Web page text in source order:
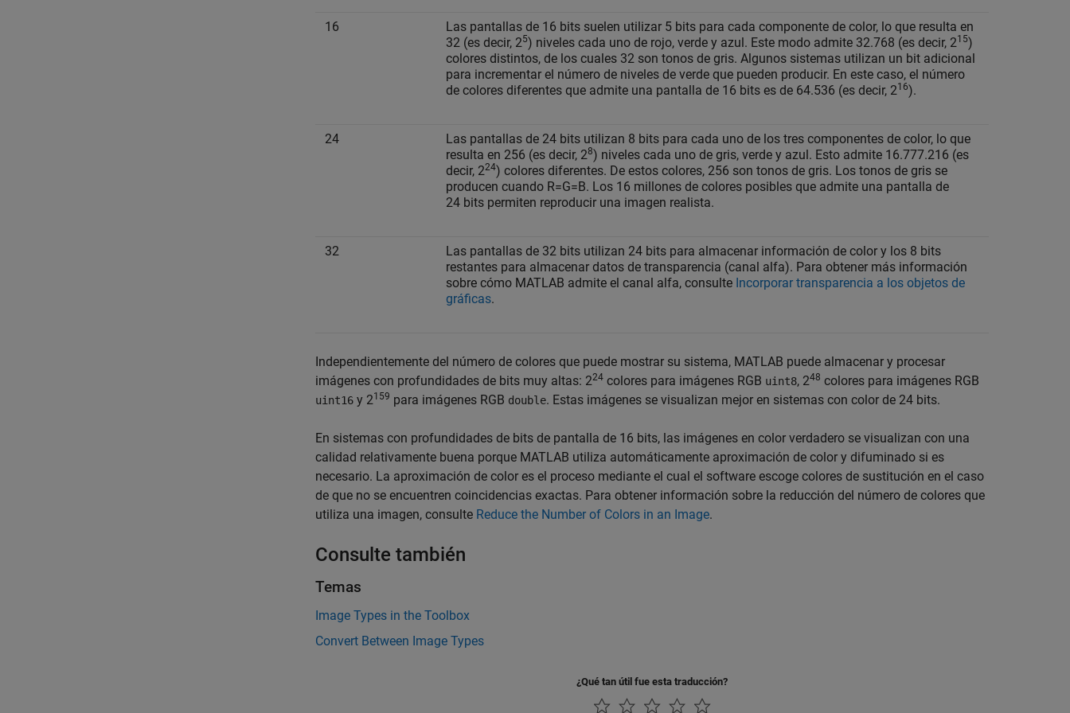
16
Las pantallas de 16 bits suelen utilizar 5 bits para cada componente de color, lo que resulta en
32 (es decir, 25) niveles cada uno de rojo, verde y azul. Este modo admite 32.768 (es decir, 215)
colores distintos, de los cuales 32 son tonos de gris. Algunos sistemas utilizan un bit adicional
para incrementar el número de niveles de verde que pueden producir. En este caso, el número
de colores diferentes que admite una pantalla de 16 bits es de 64.536 (es decir, 216).
24
Las pantallas de 24 bits utilizan 8 bits para cada uno de los tres componentes de color, lo que
resulta en 256 (es decir, 28) niveles cada uno de gris, verde y azul. Esto admite 16.777.216 (es
decir, 224) colores diferentes. De estos colores, 256 son tonos de gris. Los tonos de gris se
producen cuando R=G=B. Los 16 millones de colores posibles que admite una pantalla de
24 bits permiten reproducir una imagen realista.
32
Las pantallas de 32 bits utilizan 24 bits para almacenar información de color y los 8 bits
restantes para almacenar datos de transparencia (canal alfa). Para obtener más información
sobre cómo MATLAB admite el canal alfa, consulte Incorporar transparencia a los objetos de
gráficas.
Independientemente del número de colores que puede mostrar su sistema, MATLAB puede almacenar y procesar
imágenes con profundidades de bits muy altas: 224 colores para imágenes RGB uint8, 248 colores para imágenes RGB
uint16 y 2159 para imágenes RGB double. Estas imágenes se visualizan mejor en sistemas con color de 24 bits.
En sistemas con profundidades de bits de pantalla de 16 bits, las imágenes en color verdadero se visualizan con una
calidad relativamente buena porque MATLAB utiliza automáticamente aproximación de color y difuminado si es
necesario. La aproximación de color es el proceso mediante el cual el software escoge colores de sustitución en el caso
de que no se encuentren coincidencias exactas. Para obtener información sobre la reducción del número de colores que
utiliza una imagen, consulte Reduce the Number of Colors in an Image.
Consulte también
Temas
Image Types in the Toolbox
Convert Between Image Types
¿Qué tan útil fue esta traducción?